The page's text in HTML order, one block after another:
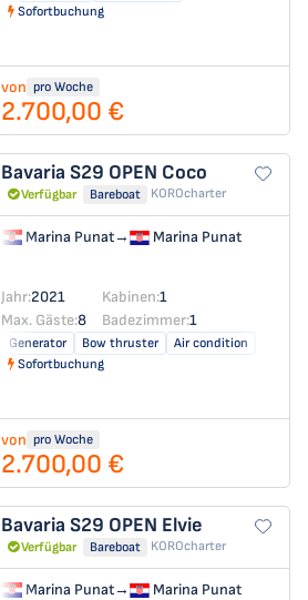
Sofortbuchung
von pro Woche
2.700,00 €
Bavaria S29 OPEN Coco
Verfügbar Bareboat KOROcharter
Marina Punat→ Marina Punat
Jahr:2021 Kabinen:1
Max. Gäste:8 Badezimmer:1
Generator Bow thruster
Air condition
Sofortbuchung
von pro Woche
2.700,00 €
Bavaria S29 OPEN Elvie
Verfügbar Bareboat KOROcharter
Marina Punat→ Marina Punat